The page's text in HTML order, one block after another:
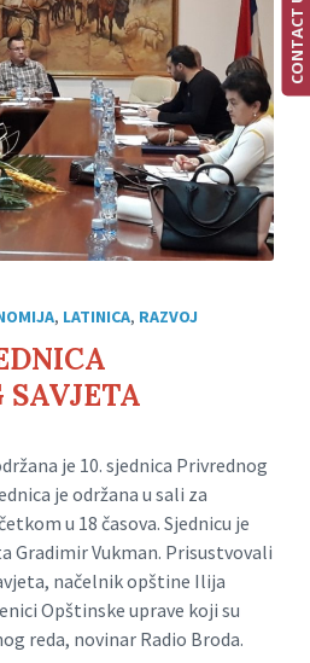
, LATINICA, RAZVOJ
SAVJETA
je 10. sjednica Privrednog
je održana u sali za
u 18 časova. Sjednicu je
Gradimir Vukman. Prisustvovali
načelnik opštine Ilija
Opštinske uprave koji su
reda, novinar Radio Broda.
CONTACT US